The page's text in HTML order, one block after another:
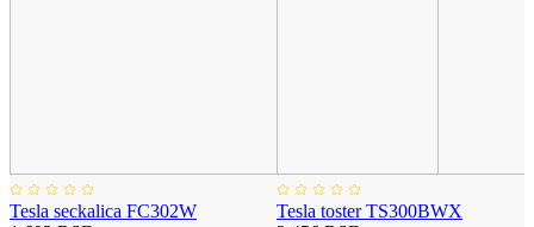
Tesla seckalica FC302W
Tesla toster TS300BWX